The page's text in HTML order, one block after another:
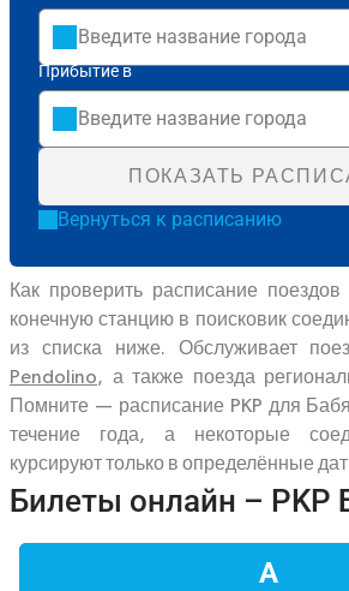
Прибытие в
ПОКАЗАТЬ
Вернуться к расписанию
Как проверить расписание
конечную станцию в поисковик
из списка ниже. Обслуживает
Pendolino, а также поезда
Помните — расписание PKP для
течение года, а некоторые
курсируют только в определённые
Билеты онлайн – PKP
А